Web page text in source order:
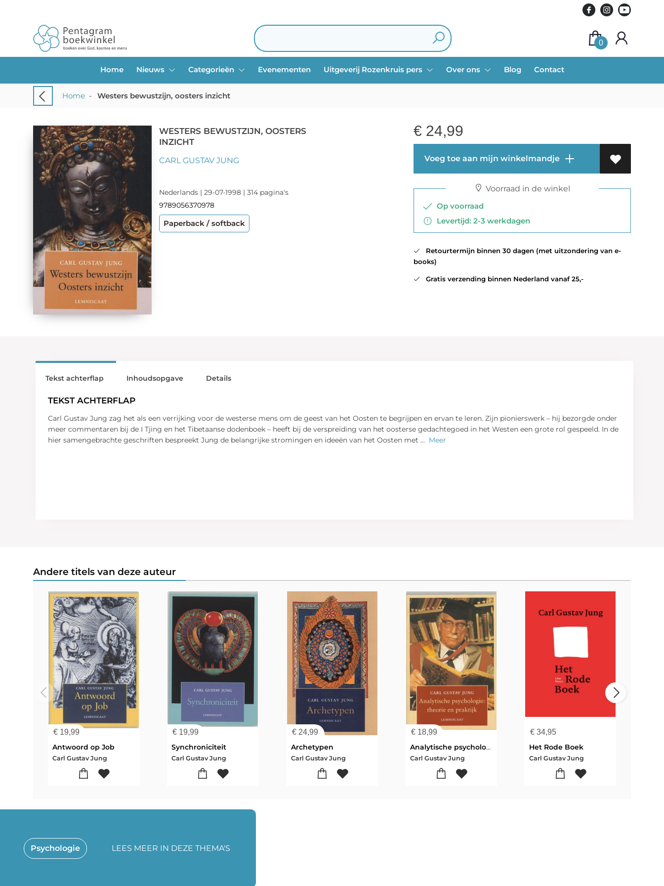
0
Home Nieuws Categorieën Evenementen Uitgeverij Rozenkruis pers Over ons Blog Contact
Home - Westers bewustzijn, oosters inzicht
WESTERS BEWUSTZIJN, OOSTERS
INZICHT
CARL GUSTAV JUNG
Nederlands | 29-07-1998 | 314 pagina's
9789056370978
Paperback / softback
€ 24,99
Voeg toe aan mijn winkelmandje
Voorraad in de winkel
Op voorraad
Levertijd: 2-3 werkdagen
Retourtermijn binnen 30 dagen (met uitzondering van e-
books)
Gratis verzending binnen Nederland vanaf 25,-
Tekst achterflap
TEKST ACHTERFLAP
Carl Gustav Jung zag het als een verrijking voor de westerse mens om de geest van het Oosten te begrijpen en ervan te leren. Zijn pionierswerk – hij bezorgde onder
meer commentaren bij de I Tjing en het Tibetaanse dodenboek – heeft bij de verspreiding van het oosterse gedachtegoed in het Westen een grote rol gespeeld. In de
hier samengebrachte geschriften bespreekt Jung de belangrijke stromingen en ideeën van het Oosten met... Meer
Inhoudsopgave Details
Andere titels van deze auteur
€ 19,99
Antwoord op Job
Carl Gustav Jung
€ 19,99
Synchroniciteit
Carl Gustav Jung
€24,99
Archetypen
Carl Gustav Jung
€18,99
Analytische psychologie
Carl Gustav Jung
€ 34,95
Het Rode Boek
Carl Gustav Jung
Psychologie LEES MEER IN DEZE THEMA'S